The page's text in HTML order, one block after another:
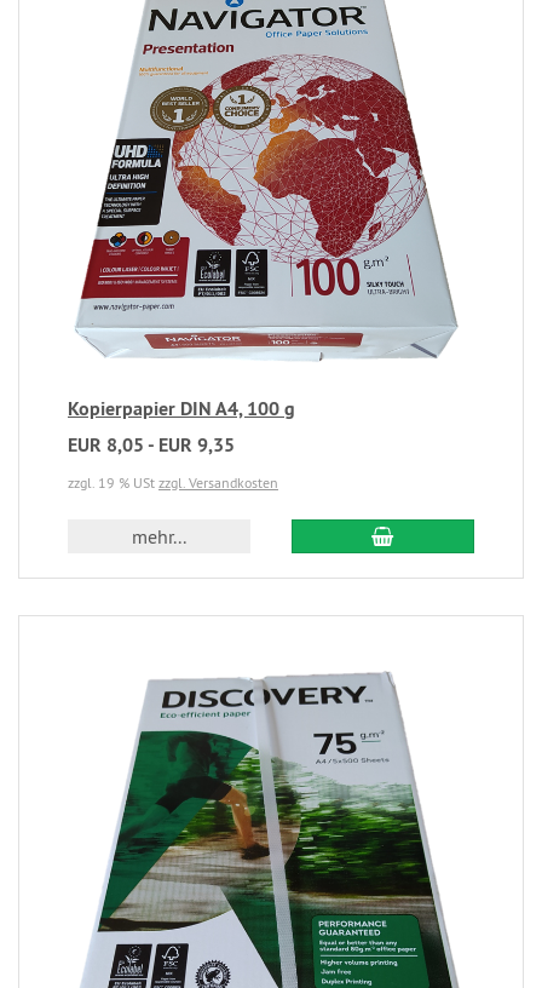
Kopierpapier DIN A4, 100 g
EUR 8,05 - EUR 9,35
zzgl. 19 % USt zzgl. Versandkosten
mehr...